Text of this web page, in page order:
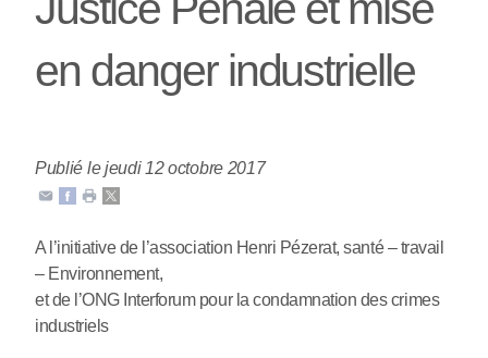
en danger industrielle
Publié le jeudi 12 octobre 2017
A l’initiative de l’association Henri Pézerat, santé – travail
– Environnement,
et de l’ONG Interforum pour la condamnation des crimes
industriels